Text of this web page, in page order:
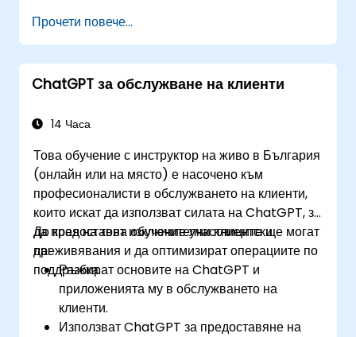
творчески блокаж.
Подобряват качеството и релевантността
на съдържанието с помощта на ChatGPT.
Прилагат най-добри практики за
процеси по създаване на съдържание.
Прочети повече...
ChatGPT за обслужване на клиенти
14 Часа
Това обучение с инструктор на живо в България
(онлайн или на място) е насочено към
професионалисти в обслужването на клиенти,
които искат да използват силата на ChatGPT, за
да предоставят изключителни клиентски
преживявания и да оптимизират операциите по
поддръжка.
До края на това обучение участниците ще могат
да:
Разбират основите на ChatGPT и
приложенията му в обслужването на
клиенти.
Използват ChatGPT за предоставяне на